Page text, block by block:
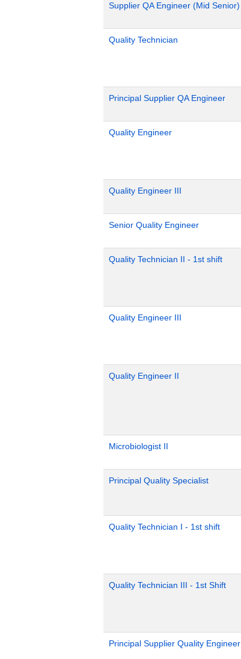
Supplier QA Engineer (Mid Senior)
Quality Technician
Principal Supplier QA Engineer
Quality Engineer
Quality Engineer III
Senior Quality Engineer
Quality Technician II - 1st shift
Quality Engineer III
Quality Engineer II
Microbiologist II
Principal Quality Specialist
Quality Technician I - 1st shift
Quality Technician III - 1st Shift
Principal Supplier Quality Engineer